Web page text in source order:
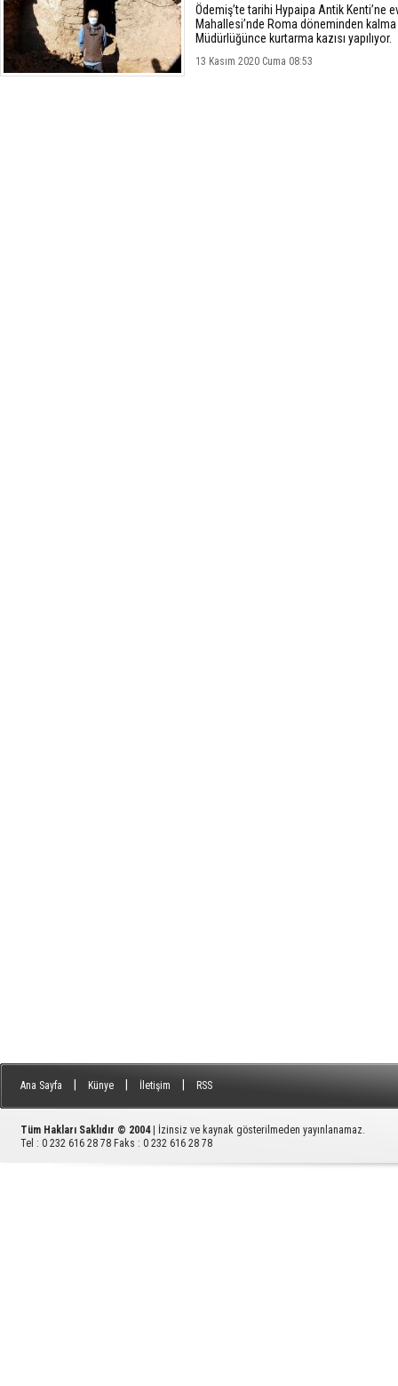
Ödemiş’te tarihi Hypaipa Antik Kenti’ne
Mahallesi’nde Roma döneminden
Müdürlüğünce kurtarma kazısı yapılıyor.
13 Kasım 2020 Cuma 08:53
Ana Sayfa Künye İletişim RSS
Tüm Hakları Saklıdır © 2004
| İzinsiz ve kaynak gösterilmeden yayınlanamaz.
Tel : 0 232 616 28 78 Faks : 0 232 616 28 78